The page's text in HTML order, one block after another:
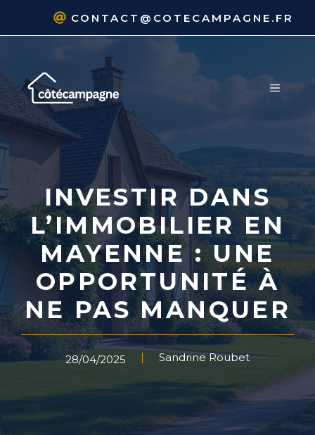
CONTACT@COTECAMPAGNE.FR
MENU
INVESTIR DANS
L’IMMOBILIER EN
MAYENNE : UNE
OPPORTUNITÉ À
NE PAS MANQUER
28/04/2025 Sandrine Roubet